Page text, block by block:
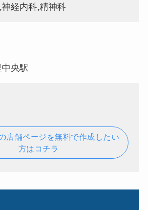
経内科,精神科
央駅
店舗ページを無料で作成したい
方はコチラ